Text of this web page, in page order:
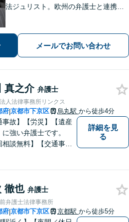
法ジュリスト。欧州の弁護士と連携し
上げ／英仏日契約法務／ハーグ条約案
件などお任せ【WEB対応｜休日・夜間
メールでお問い合わせ
真之介 弁護士
人法律事務所リンクス
府|京都市下京区 烏丸駅 から徒歩4分
事故】【労災】【遺産
強い弁護士です。
相談無料】【交通事故
】の法律事務所リン
表弁護士で【弁護士
０年以上】になりま
詳細を見
る
徹也 弁護士
弁護士法律事務所
府|京都市下京区 京都駅 から徒歩5分